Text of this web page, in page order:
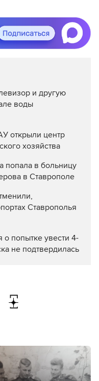
и другую
воды
открыли центр
хозяйства
попала в больницу
в Ставрополе
Ставрополья
попытке увести 4-
не подтвердилась